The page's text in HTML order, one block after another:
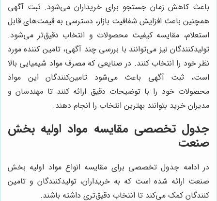
باعث کاهش زمان جستجو برای خریداران می‌شود. ثبت آگهی
همچنین باعث افزایش شفافیت بازار، دسترسی به قیمت‌های قابل
استعلام، مقایسه کیفیت محصولات و انتخاب دقیق‌تر می‌شود.
تولیدکنندگان نیز می‌توانند با بررسی چند آگهی، تامین کننده مورد
نظر خود را انتخاب کنند. در صنایعی که مصرف مواد شیمیایی بالا
است، ثبت آگهی باعث می‌شود تامین‌کنندگان این مواد
محصولات خود را با توضیحات دقیق ارائه کنند تا مهندسان و
مدیران خرید بتوانند بهترین انتخاب را انجام دهند.
جدول تخصصی مقایسه مواد اولیه بخش
صنعت
در ادامه جدول تخصصی برای مقایسه انواع مواد اولیه بخش
صنعت ارائه شده است که به خریداران، تولیدکنندگان و تامین
کنندگان کمک می‌کند تا انتخاب دقیق‌تری داشته باشند.